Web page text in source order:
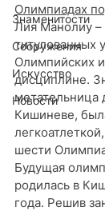
Знаменитости
Сооружения
Искусство
Новости
Олимпиадах
Лия Манолиу –
титулованных
Олимпийских
дисциплине.
метательница
Кишиневе,
шести
Будущая
родилась в
года. Решив